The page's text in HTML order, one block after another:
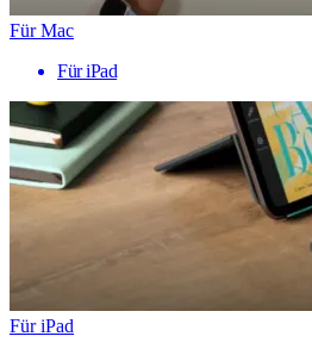
Für Mac
Für iPad
Für iPad